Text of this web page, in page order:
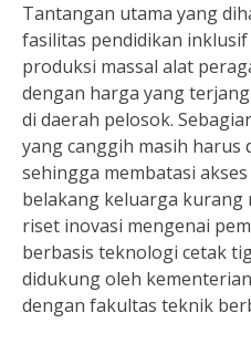
Tantangan utama yang
fasilitas pendidikan
produksi massal alat
dengan harga yang
di daerah pelosok.
yang canggih masih
sehingga membatasi
belakang keluarga kurang
riset inovasi mengenai
berbasis teknologi cetak
didukung oleh
dengan fakultas teknik